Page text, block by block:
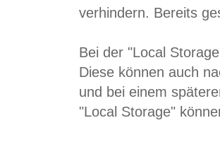
verhindern. Bereits
Bei der "Local
Diese können auch
und bei einem
"Local Storage"